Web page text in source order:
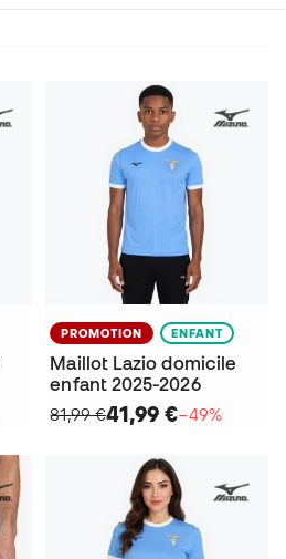
PROMOTION ENFANT
Maillot Lazio domicile
enfant 2025-2026
81,99 €41,99 €−49%